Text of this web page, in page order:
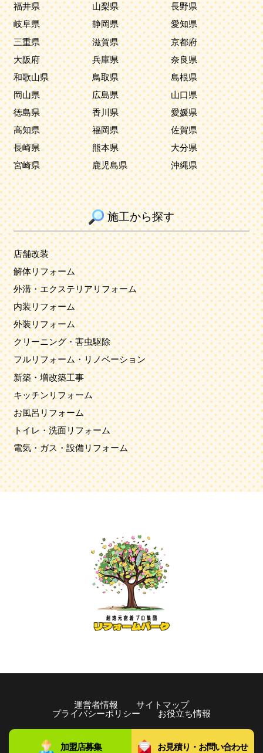
福井県
山梨県
長野県
岐阜県
静岡県
愛知県
三重県
滋賀県
京都府
大阪府
兵庫県
奈良県
和歌山県
鳥取県
島根県
岡山県
広島県
山口県
徳島県
香川県
愛媛県
高知県
福岡県
佐賀県
長崎県
熊本県
大分県
宮崎県
鹿児島県 沖縄県
施工から探す
店舗改装
解体リフォーム
外溝・エクステリアリフォーム
内装リフォーム
外装リフォーム
クリーニング・害虫駆除
フルリフォーム・リノベーション
新築・増改築工事
キッチンリフォーム
お風呂リフォーム
トイレ・洗面リフォーム
電気・ガス・設備リフォーム
運営者情報
サイトマップ
プライバシーポリシー
お役立ち情報
加盟店募集
お見積り・お問い合わせ